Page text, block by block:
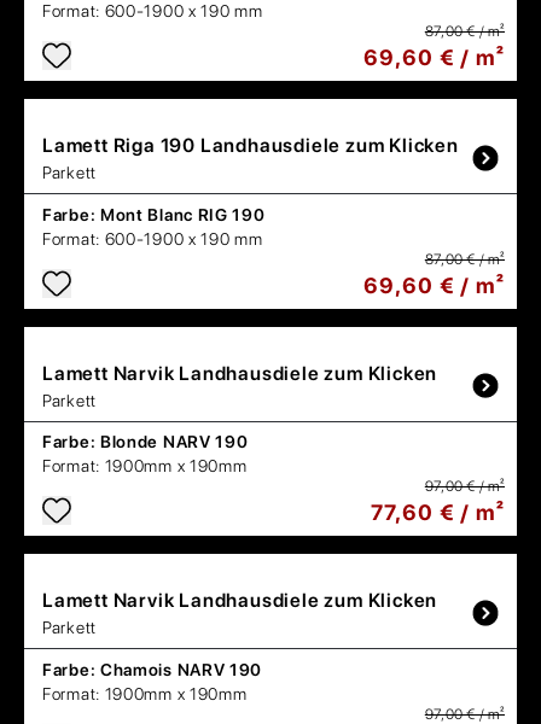
Format: 600-1900 x 190 mm
87,00 € / m²
69,60 € / m²
Lamett Riga 190 Landhausdiele zum Klicken
Parkett
Farbe: Mont Blanc RIG 190
Format: 600-1900 x 190 mm
87,00 € / m²
69,60 € / m²
Lamett Narvik Landhausdiele zum Klicken
Parkett
Farbe: Blonde NARV 190
Format: 1900mm x 190mm
97,00 € / m²
77,60 € / m²
Lamett Narvik Landhausdiele zum Klicken
Parkett
Farbe: Chamois NARV 190
Format: 1900mm x 190mm
97,00 € / m²